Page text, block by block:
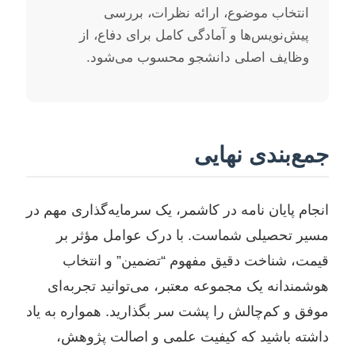
انتخاب موضوع، ارائه نظرات، بررسی
پیش‌نویس‌ها و آمادگی کامل برای دفاع، از
وظایف اصلی دانشجو محسوب می‌شود.
جمع‌بندی نهایی
انجام پایان نامه در کاشمر، یک سرمایه‌گذاری مهم در
مسیر تحصیلی شماست. با درک عوامل مؤثر بر
قیمت، شناخت دقیق مفهوم “تضمین” و انتخاب
هوشمندانه یک مجموعه معتبر، می‌توانید تجربه‌ای
موفق و کم‌چالش را پشت سر بگذارید. همواره به یاد
داشته باشید که کیفیت علمی و اصالت پژوهش،